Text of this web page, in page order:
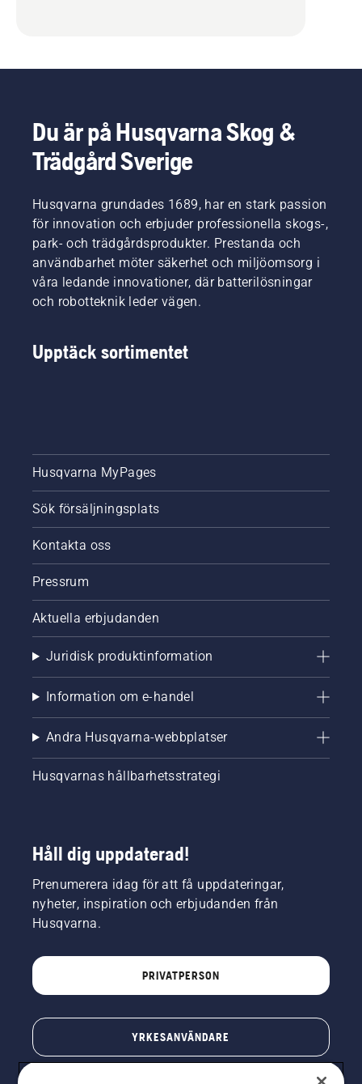
Du är på Husqvarna Skog &
Trädgård Sverige
Husqvarna grundades 1689, har en stark passion
för innovation och erbjuder professionella skogs-,
park- och trädgårdsprodukter. Prestanda och
användbarhet möter säkerhet och miljöomsorg i
våra ledande innovationer, där batterilösningar
och robotteknik leder vägen.
Upptäck sortimentet
Husqvarna MyPages
Sök försäljningsplats
Kontakta oss
Pressrum
Aktuella erbjudanden
Juridisk produktinformation
Information om e-handel
Andra Husqvarna-webbplatser
Husqvarnas hållbarhetsstrategi
Håll dig uppdaterad!
Prenumerera idag för att få uppdateringar,
nyheter, inspiration och erbjudanden från
Husqvarna.
PRIVATPERSON
YRKESANVÄNDARE